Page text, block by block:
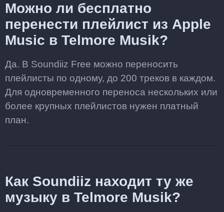
Можно ли бесплатно
перенести плейлист из Apple
Music в Telmore Musik?
Да. В Soundiiz Free можно переносить
плейлисты по одному, до 200 треков в каждом.
Для одновременного переноса нескольких или
более крупных плейлистов нужен платный
план.
Как Soundiiz находит ту же
музыку в Telmore Musik?